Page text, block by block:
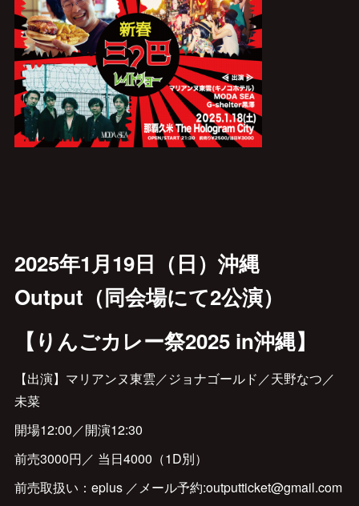
2025年1月19日（日）沖縄
Output（同会場にて2公演）
【りんごカレー祭2025 in沖縄】
【出演】マリアンヌ東雲／ジョナゴールド／天野なつ／
未菜
開場12:00／開演12:30
前売3000円／ 当日4000（1D別）
前売取扱い：eplus ／メール予約:outputticket@gmail.com